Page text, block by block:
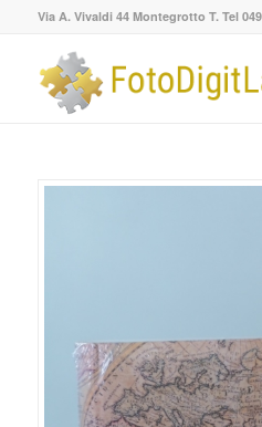
Via A. Vivaldi 44 Montegrotto T. Tel